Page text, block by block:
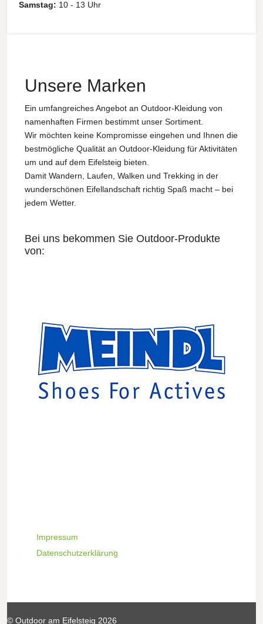
Samstag: 10 - 13 Uhr
Unsere Marken
Ein umfangreiches Angebot an Outdoor-Kleidung von
namenhaften Firmen bestimmt unser Sortiment.
Wir möchten keine Kompromisse eingehen und Ihnen die
bestmögliche Qualität an Outdoor-Kleidung für Aktivitäten
um und auf dem Eifelsteig bieten.
Damit Wandern, Laufen, Walken und Trekking in der
wunderschönen Eifellandschaft richtig Spaß macht – bei
jedem Wetter.
Bei uns bekommen Sie Outdoor-Produkte
von:
Impressum
Datenschutzerklärung
© Outdoor am Eifelsteig 2026